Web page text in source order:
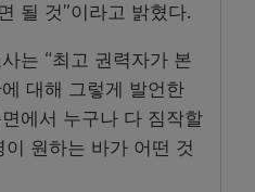
될 것”이라고 밝혔다.
는 “최고 권력자가 본
대해 그렇게 발언한
에서 누구나 다 짐작할
원하는 바가 어떤 것